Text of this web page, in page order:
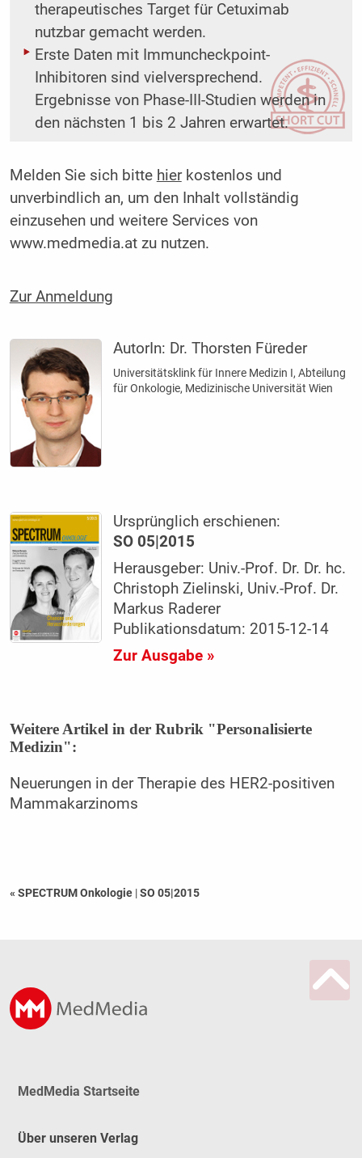
therapeutisches Target für Cetuximab
nutzbar gemacht werden.
Erste Daten mit Immuncheckpoint-
Inhibitoren sind vielversprechend.
Ergebnisse von Phase-III-Studien werden in
den nächsten 1 bis 2 Jahren erwartet.
Melden Sie sich bitte hierkostenlos und
unverbindlich an, um den Inhalt vollständig
einzusehen und weitere Services von
www.medmedia.at zu nutzen.
Zur Anmeldung
AutorIn: Dr. Thorsten Füreder
Universitätsklink für Innere Medizin I, Abteilung
für Onkologie, Medizinische Universität Wien
Ursprünglich erschienen:
SO 05|2015
Herausgeber: Univ.-Prof. Dr. Dr. hc.
Christoph Zielinski, Univ.-Prof. Dr.
Markus Raderer
Publikationsdatum: 2015-12-14
Zur Ausgabe »
Weitere Artikel in der Rubrik "Personalisierte
Medizin":
Neuerungen in der Therapie des HER2-positiven
Mammakarzinoms
« SPECTRUM Onkologie |SO 05|2015
MedMedia Startseite
Über unseren Verlag